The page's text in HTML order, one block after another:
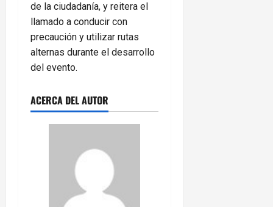
de la ciudadanía, y reitera el
llamado a conducir con
precaución y utilizar rutas
alternas durante el desarrollo
del evento.
ACERCA DEL AUTOR